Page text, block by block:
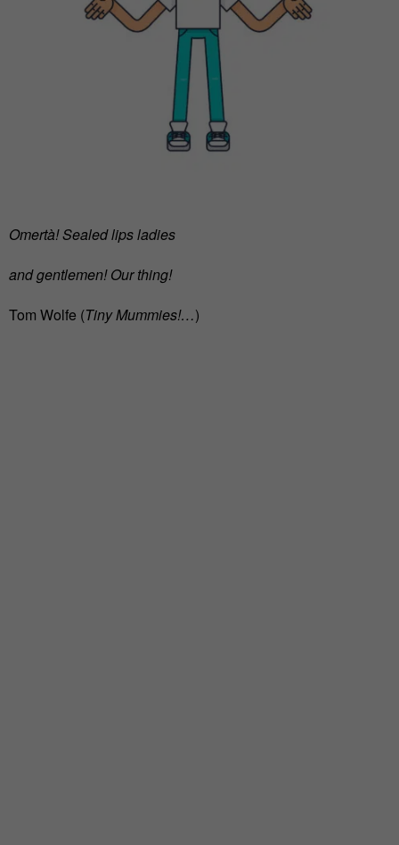
Omertà! Sealed lips ladies
and gentlemen! Our thing!
Tom Wolfe (Tiny Mummies!…)